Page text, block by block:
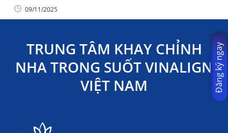
09/11/2025
TRUNG TÂM KHAY CHỈNH
NHA TRONG SUỐT VINALIGN
VIỆT NAM
Đăng ký ngay